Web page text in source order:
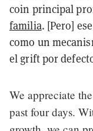
coin principal
familia. [Pero]
como un
el grift por
We appreciate
past four days.